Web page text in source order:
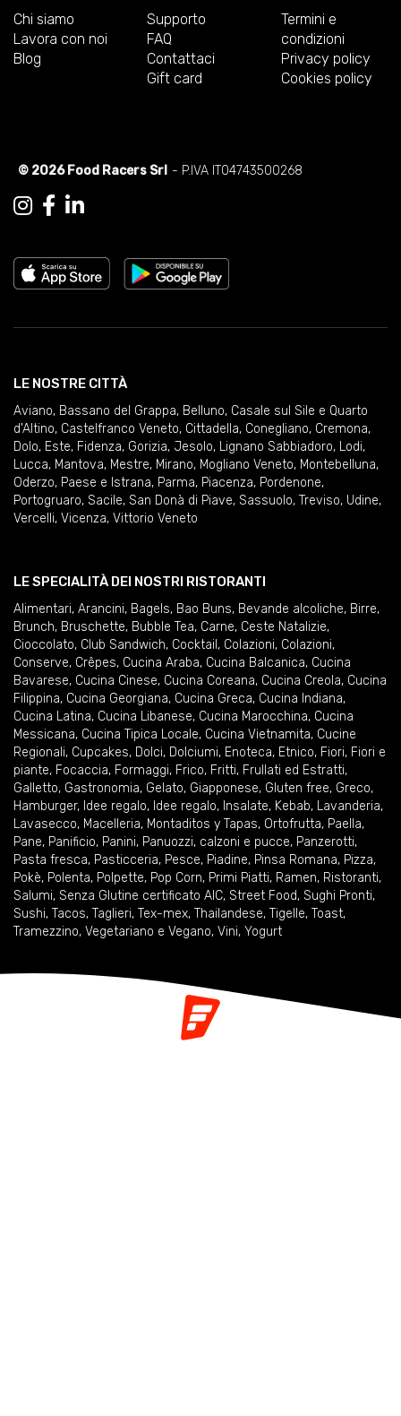
Chi siamo
Lavora con noi
Blog
Supporto
FAQ
Contattaci
Gift card
Termini e
condizioni
Privacy policy
Cookies policy
© 2026 Food Racers Srl - P.IVA IT04743500268
LE NOSTRE CITTÀ
Aviano, Bassano del Grappa, Belluno, Casale sul Sile e Quarto
d'Altino, Castelfranco Veneto, Cittadella, Conegliano, Cremona,
Dolo, Este, Fidenza, Gorizia, Jesolo, Lignano Sabbiadoro, Lodi,
Lucca, Mantova, Mestre, Mirano, Mogliano Veneto, Montebelluna,
Oderzo, Paese e Istrana, Parma, Piacenza, Pordenone,
Portogruaro, Sacile, San Donà di Piave, Sassuolo, Treviso, Udine,
Vercelli, Vicenza, Vittorio Veneto
LE SPECIALITÀ DEI NOSTRI RISTORANTI
Alimentari, Arancini, Bagels, Bao Buns, Bevande alcoliche, Birre,
Brunch, Bruschette, Bubble Tea, Carne, Ceste Natalizie,
Cioccolato, Club Sandwich, Cocktail , Colazioni, Colazioni,
Conserve, Crêpes, Cucina Araba, Cucina Balcanica, Cucina
Bavarese, Cucina Cinese, Cucina Coreana, Cucina Creola, Cucina
Filippina, Cucina Georgiana, Cucina Greca, Cucina Indiana,
Cucina Latina, Cucina Libanese, Cucina Marocchina, Cucina
Messicana, Cucina Tipica Locale, Cucina Vietnamita, Cucine
Regionali, Cupcakes, Dolci, Dolciumi, Enoteca, Etnico, Fiori, Fiori e
piante, Focaccia, Formaggi, Frico, Fritti, Frullati ed Estratti,
Galletto, Gastronomia, Gelato, Giapponese, Gluten free, Greco,
Hamburger, Idee regalo, Idee regalo, Insalate, Kebab, Lavanderia,
Lavasecco, Macelleria, Montaditos y Tapas, Ortofrutta, Paella,
Pane, Panificio, Panini, Panuozzi, calzoni e pucce, Panzerotti,
Pasta fresca, Pasticceria, Pesce, Piadine, Pinsa Romana, Pizza,
Pokè, Polenta, Polpette, Pop Corn, Primi Piatti, Ramen, Ristoranti,
Salumi, Senza Glutine certificato AIC, Street Food, Sughi Pronti,
Sushi, Tacos, Taglieri, Tex-mex, Thailandese, Tigelle, Toast,
Tramezzino, Vegetariano e Vegano, Vini, Yogurt